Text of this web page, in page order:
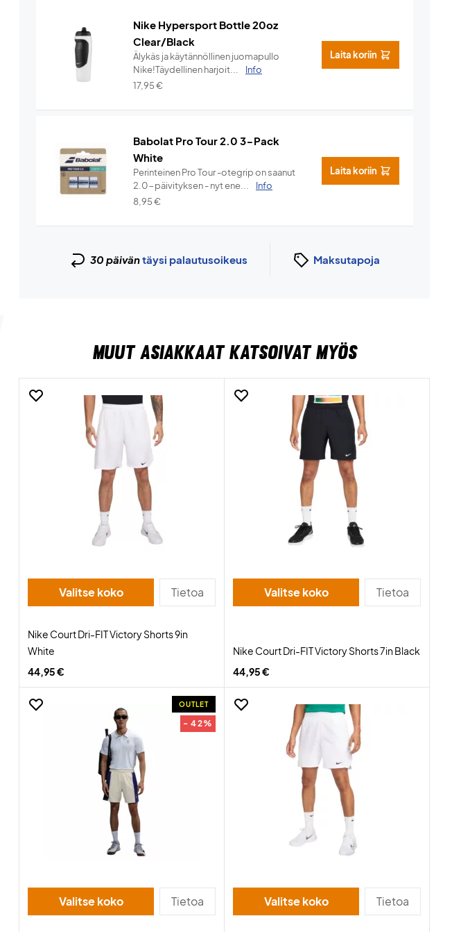
Nike Hypersport Bottle 20oz
Clear/Black
Älykäs ja käytännöllinen juomapullo
Nike!Täydellinen harjoit...
Info
17,95€
Laita koriin
Babolat Pro Tour 2.0 3-Pack
White
Perinteinen Pro Tour -otegrip on saanut
2.0-päivityksen - nyt ene...
Info
8,95€
Laita koriin
30 päiväntäysi palautusoikeus Maksutapoja
MUUT ASIAKKAAT KATSOIVAT MYÖS
Valitse koko Tietoa
Nike Court Dri-FIT Victory Shorts 9in
White
44,95 €
Valitse koko Tietoa
Nike Court Dri-FIT Victory Shorts 7in Black
44,95 €
OUTLET
- 42%
Valitse koko Tietoa Valitse koko Tietoa